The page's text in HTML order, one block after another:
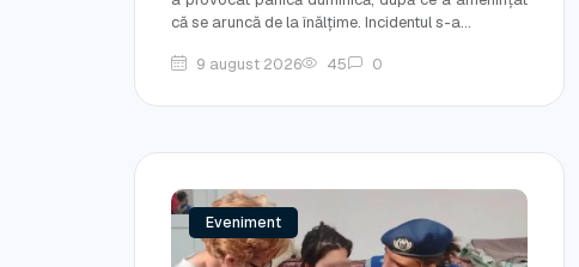
că se aruncă de la înălțime. Incidentul s-a...
9 august 2026 45 0
Eveniment